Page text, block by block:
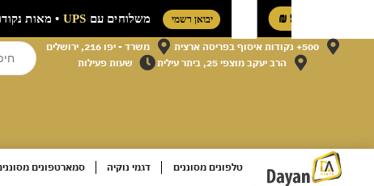
יבואן רשמי משלוחים עםUPS
• רק 9.90 ₪
500+ נקודות איסוף בפריסה ארצית
משרד - יפו 216, ירושלים
הרב יעקב מוצפי 25, ביתר עילית
שעות פעילות
טלפונים מסוננים דגמי נוקיה סמארטפונים